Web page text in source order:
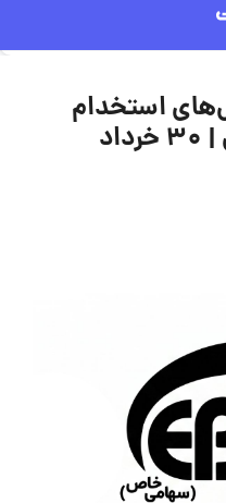
استخدام
ارتباطات بارقه پردیس | ۳۰ خرداد